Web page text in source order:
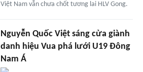
Việt Nam vẫn chưa chốt tương lai HLV Gong.
Nguyễn Quốc Việt sáng cửa giành
danh hiệu Vua phá lưới U19 Đông
Nam Á